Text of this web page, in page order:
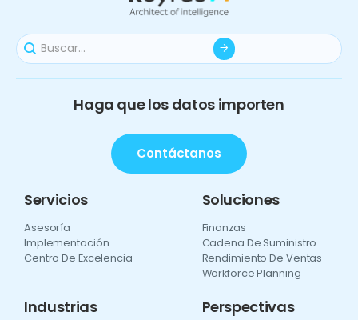
Haga que los datos importen
Contáctanos
Servicios
Asesoría
Implementación
Centro De Excelencia
Soluciones
Finanzas
Cadena De Suministro
Rendimiento De Ventas
Workforce Planning
Industrias Perspectivas